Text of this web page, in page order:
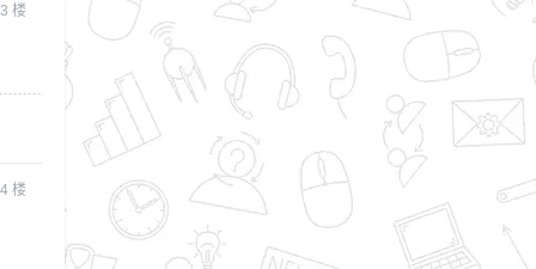
楼
楼